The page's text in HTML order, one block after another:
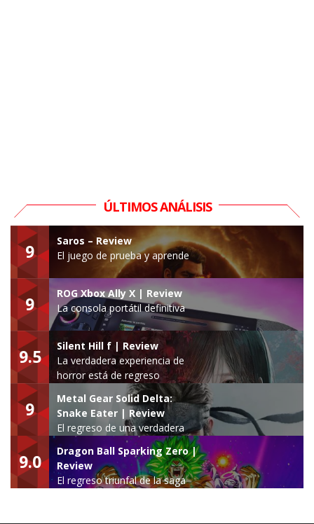
ÚLTIMOS ANÁLISIS
9
Saros – Review
El juego de prueba y aprende
9
ROG Xbox Ally X | Review
La consola portátil definitiva
9.5
Silent Hill f | Review
La verdadera experiencia de
horror está de regreso
9
Metal Gear Solid Delta:
Snake Eater | Review
El regreso de una verdadera
leyenda
9.0
Dragon Ball Sparking Zero |
Review
El regreso triunfal de la saga